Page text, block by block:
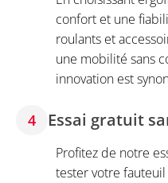
confort et une
roulants et
une mobilité sans
innovation est
4 Essai gratuit
Profitez de notre
tester votre